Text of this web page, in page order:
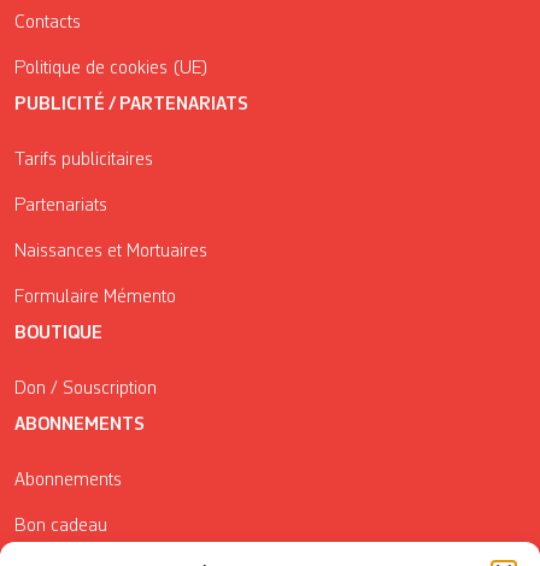
Contacts
Politique de cookies (UE)
PUBLICITÉ / PARTENARIATS
Tarifs publicitaires
Partenariats
Naissances et Mortuaires
Formulaire Mémento
BOUTIQUE
Don / Souscription
ABONNEMENTS
Abonnements
Bon cadeau